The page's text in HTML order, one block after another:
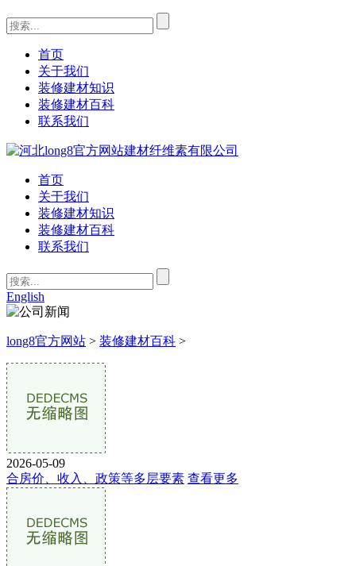
首页
关于我们
装修建材知识
装修建材百科
联系我们
首页
关于我们
装修建材知识
装修建材百科
联系我们
English
long8官方网站 > 装修建材百科 >
2026-05-09
合房价、收入、政策等多层要素 查看更多